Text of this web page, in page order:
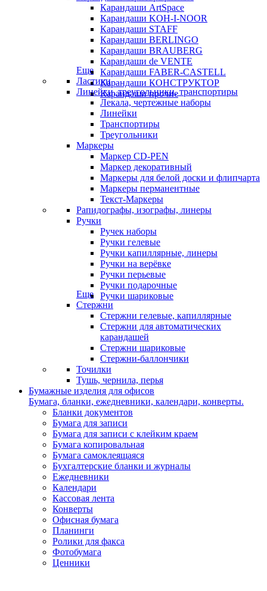
Карандаши ArtSpace
Карандаши KOH-I-NOOR
Карандаши STAFF
Карандаши BERLINGO
Карандаши BRAUBERG
Карандаши de VENTE
Карандаши FABER-CASTELL
Карандаши КОНСТРУКТОР
Карандаши прочие
Еще
Ластики
Линейки, треугольники, транспортиры
Лекала, чертежные наборы
Линейки
Транспортиры
Треугольники
Маркеры
Маркер CD-PEN
Маркер декоративный
Маркеры для белой доски и флипчарта
Маркеры перманентные
Текст-Маркеры
Рапидографы, изографы, линеры
Ручки
Ручек наборы
Ручки гелевые
Ручки капиллярные, линеры
Ручки на верёвке
Ручки перьевые
Ручки подарочные
Ручки шариковые
Еще
Стержни
Стержни гелевые, капиллярные
Стержни для автоматических
карандашей
Стержни шариковые
Стержни-баллончики
Точилки
Тушь, чернила, перья
Бумажные изделия для офисов
Бумага, бланки, ежедневники, календари, конверты.
Бланки документов
Бумага для записи
Бумага для записи с клейким краем
Бумага копировальная
Бумага самоклеящаяся
Бухгалтерские бланки и журналы
Ежедневники
Календари
Кассовая лента
Конверты
Офисная бумага
Планинги
Ролики для факса
Фотобумага
Ценники